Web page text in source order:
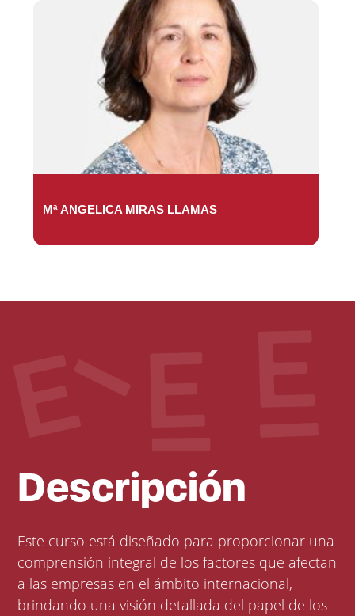
Mª ANGELICA MIRAS LLAMAS
Descripción
Este curso está diseñado para proporcionar una
comprensión integral de los factores que afectan
a las empresas en el ámbito internacional,
brindando una visión detallada del papel de los